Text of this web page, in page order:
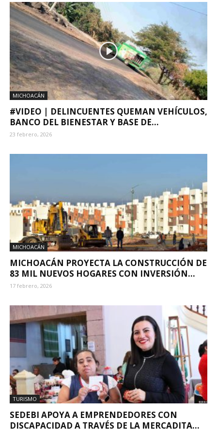
MICHOACÁN
#VIDEO | DELINCUENTES QUEMAN VEHÍCULOS,
BANCO DEL BIENESTAR Y BASE DE...
23 febrero, 2026
MICHOACÁN
MICHOACÁN PROYECTA LA CONSTRUCCIÓN DE
83 MIL NUEVOS HOGARES CON INVERSIÓN...
17 febrero, 2026
TURISMO
SEDEBI APOYA A EMPRENDEDORES CON
DISCAPACIDAD A TRAVÉS DE LA MERCADITA...